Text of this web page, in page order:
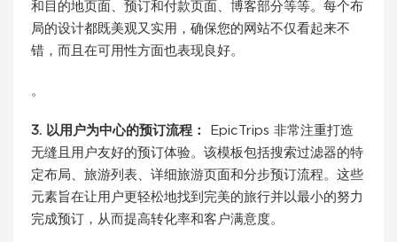
和目的地页面、预订和付款页面、博客部分等等。每个布
局的设计都既美观又实用，确保您的网站不仅看起来不
错，而且在可用性方面也表现良好。
。
3. 以用户为中心的预订流程：
EpicTrips 非常注重打造
无缝且用户友好的预订体验。该模板包括搜索过滤器的特
定布局、旅游列表、详细旅游页面和分步预订流程。这些
元素旨在让用户更轻松地找到完美的旅行并以最小的努力
完成预订，从而提高转化率和客户满意度。